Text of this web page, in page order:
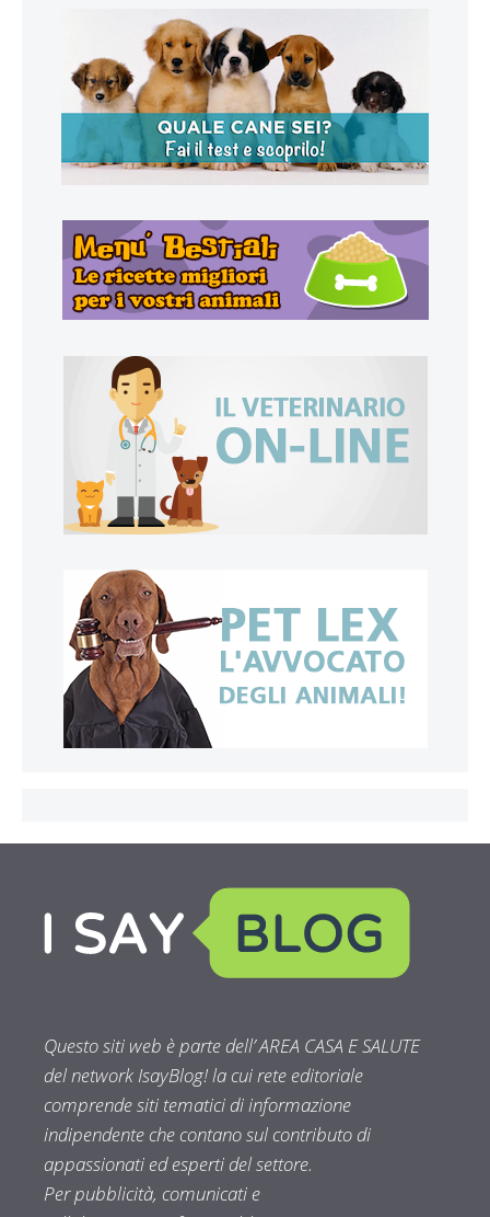
Questo siti web è parte dell’ AREA CASA E SALUTE
del network IsayBlog! la cui rete editoriale
comprende siti tematici di informazione
indipendente che contano sul contributo di
appassionati ed esperti del settore.
Per pubblicità, comunicati e